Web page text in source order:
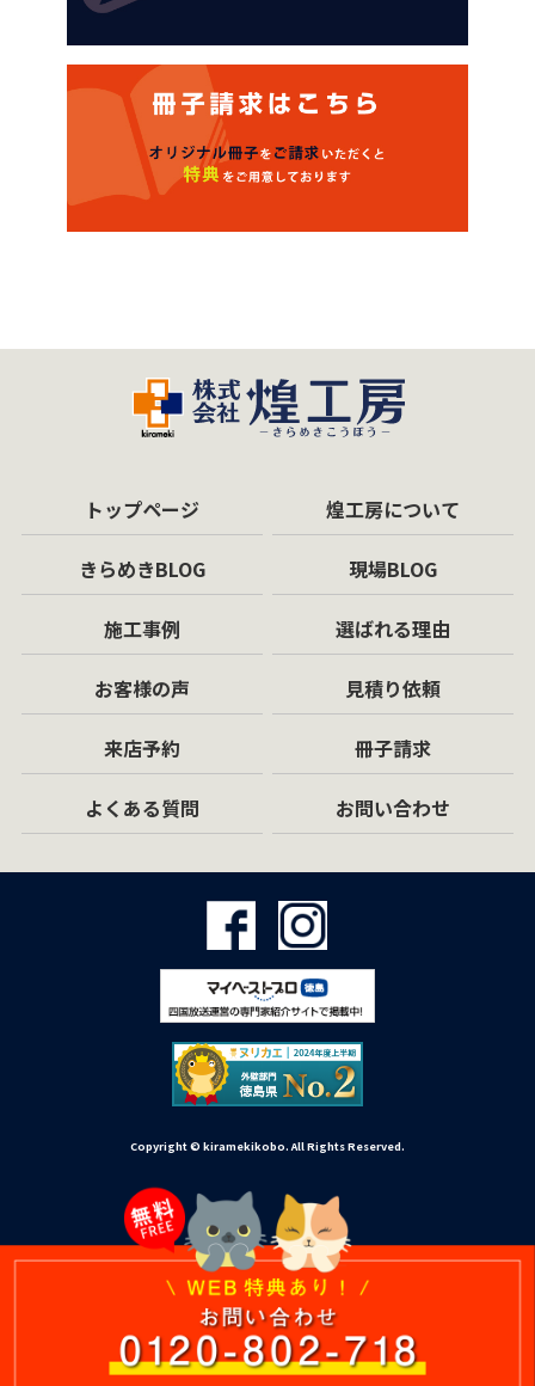
トップページ 煌工房について
きらめきBLOG 現場BLOG
施工事例 選ばれる理由
お客様の声 見積り依頼
来店予約 冊子請求
よくある質問 お問い合わせ
Copyright © kiramekikobo. All Rights Reserved.